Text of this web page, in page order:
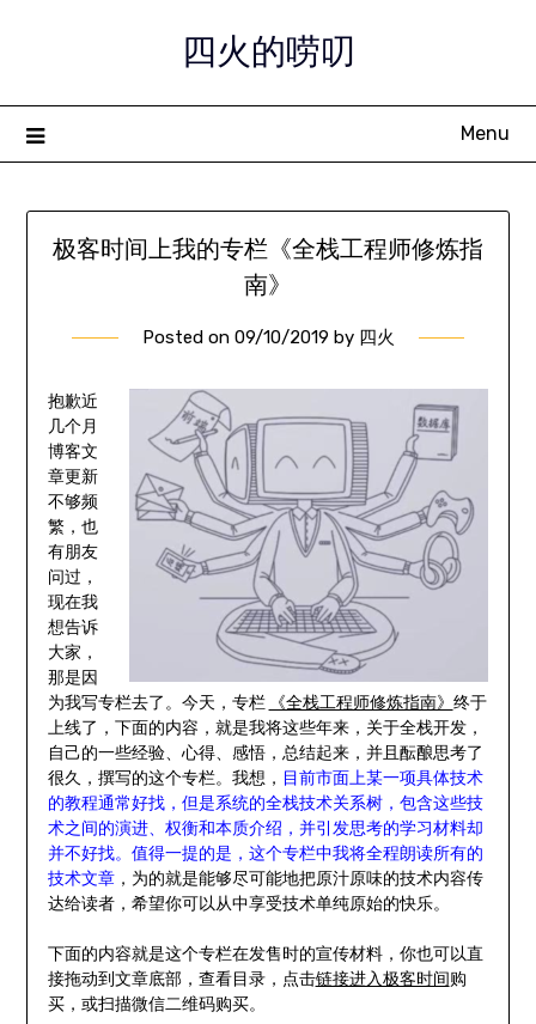
四火的唠叨
Menu
极客时间上我的专栏《全栈工程师修炼指
南》
Posted on 09/10/2019 by 四火
抱歉近
几个月
博客文
章更新
不够频
繁，也
有朋友
问过，
现在我
想告诉
大家，
那是因
为我写专栏去了。今天，专栏
《全栈工程师修炼指南》 终于
上线了，下面的内容，就是我将这些年来，关于全栈开发，
自己的一些经验、心得、感悟，总结起来，并且酝酿思考了
很久，撰写的这个专栏。我想， 目前市面上某一项具体技术
的教程通常好找，但是系统的全栈技术关系树，包含这些技
术之间的演进、权衡和本质介绍，并引发思考的学习材料却
并不好找。值得一提的是，这个专栏中我将全程朗读所有的
技术文章，为的就是能够尽可能地把原汁原味的技术内容传
达给读者，希望你可以从中享受技术单纯原始的快乐。
下面的内容就是这个专栏在发售时的宣传材料，你也可以直
接拖动到文章底部，查看目录，点击链接进入极客时间购
买，或扫描微信二维码购买。